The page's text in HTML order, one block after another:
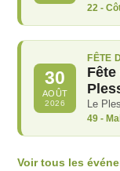
22 -
30
AOÛT
2026
FÊTE
Le
49 -
Voir tous les